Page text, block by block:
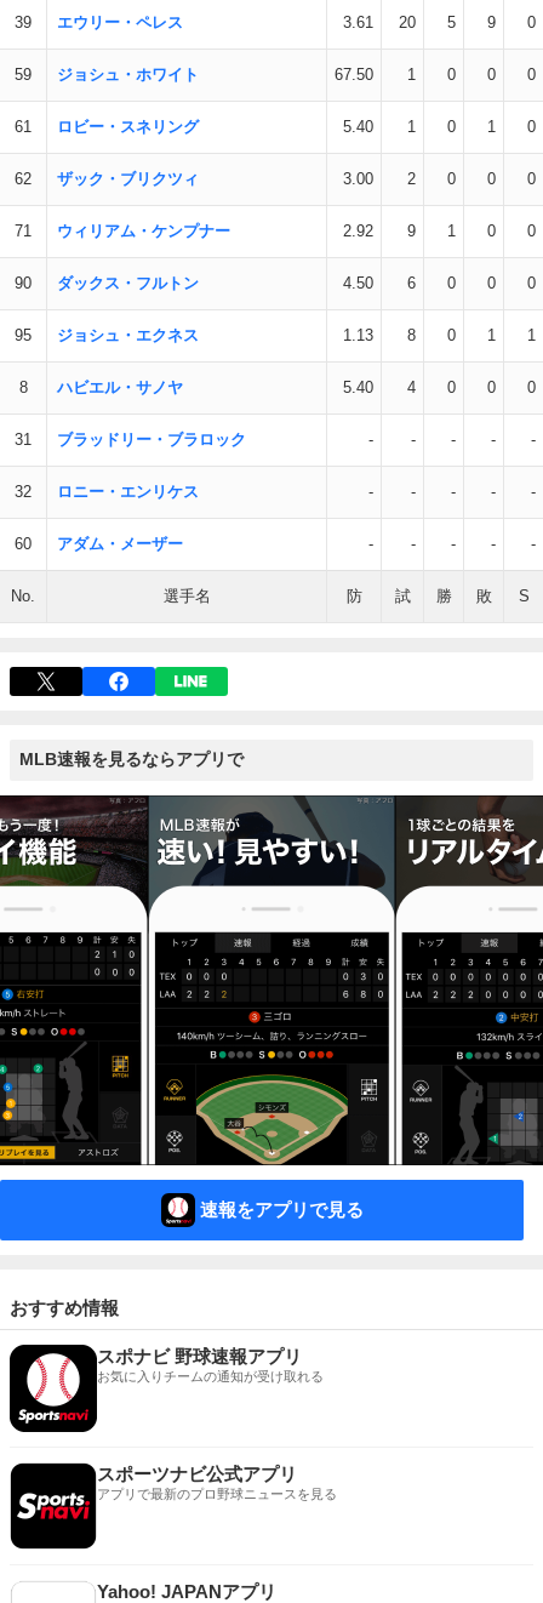
39 エウリー・ペレス 3.61 20 5 9 0
59 ジョシュ・ホワイト 67.50 1 0 0 0
61 ロビー・スネリング 5.40 1 0 1 0
62 ザック・ブリクツィ 3.00 2 0 0 0
71 ウィリアム・ケンプナー 2.92 9 1 0 0
90 ダックス・フルトン 4.50 6 0 0 0
95 ジョシュ・エクネス 1.13 8 0 1 1
8 ハビエル・サノヤ 5.40 4 0 0 0
31 ブラッドリー・ブラロック - - - - -
32 ロニー・エンリケス - - - - -
60 アダム・メーザー - - - - -
No. 選手名 防 試 勝 敗 S
MLB速報を見るならアプリで
速報をアプリで見る
おすすめ情報
スポナビ 野球速報アプリ
お気に入りチームの通知が受け取れる
スポーツナビ公式アプリ
アプリで最新のプロ野球ニュースを見る
Yahoo! JAPANアプリ